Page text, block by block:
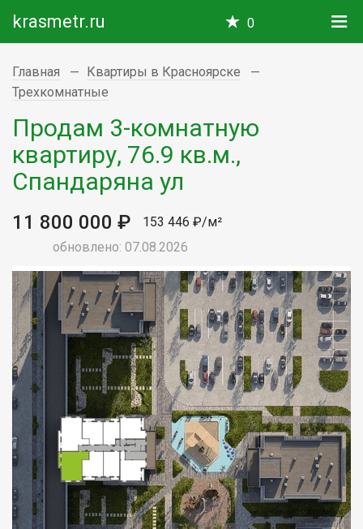
krasmetr.ru 0
Главная
Квартиры в Красноярске
Трехкомнатные
Продам 3-комнатную
квартиру, 76.9 кв.м.,
Спандаряна ул
11 800 000 ₽
153 446 ₽/м²
обновлено: 07.08.2026